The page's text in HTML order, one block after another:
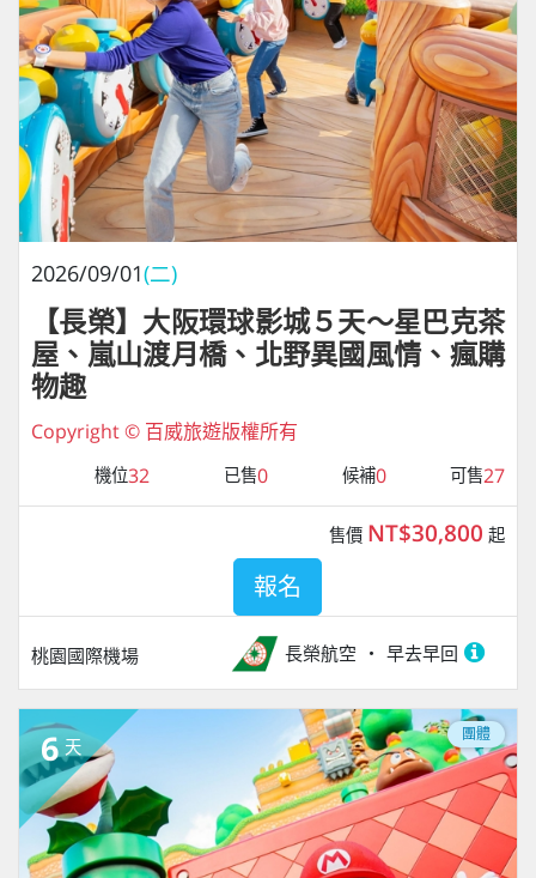
2026/09/01(二)
【長榮】大阪環球影城５天～星巴克茶
屋、嵐山渡月橋、北野異國風情、瘋購
物趣
Copyright © 百威旅遊版權所有
機位32 已售0 候補0 可售27
桃園國際機場 長榮航空 早去早回
售價 NT$30,800 起
報名
6 天
團體